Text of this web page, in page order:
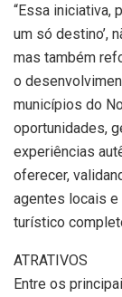
“Essa iniciativa,
um só destino’,
mas também
o
municípios do
oportunidades,
experiências
oferecer,
agentes locais e
turístico
ATRATIVOS
Entre os